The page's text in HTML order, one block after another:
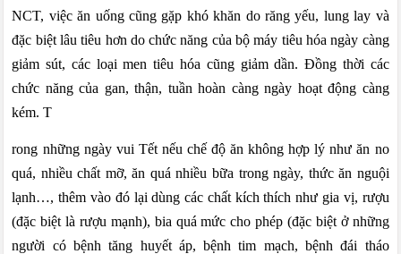
NCT, việc ăn uống cũng gặp khó khăn do răng yếu, lung lay và
đặc biệt lâu tiêu hơn do chức năng của bộ máy tiêu hóa ngày càng
giảm sút, các loại men tiêu hóa cũng giảm dần. Đồng thời các
chức năng của gan, thận, tuần hoàn càng ngày hoạt động càng
kém. T
rong những ngày vui Tết nếu chế độ ăn không hợp lý như ăn no
quá, nhiều chất mỡ, ăn quá nhiều bữa trong ngày, thức ăn nguội
lạnh…, thêm vào đó lại dùng các chất kích thích như gia vị, rượu
(đặc biệt là rượu mạnh), bia quá mức cho phép (đặc biệt ở những
người có bệnh tăng huyết áp, bệnh tim mạch, bệnh đái tháo